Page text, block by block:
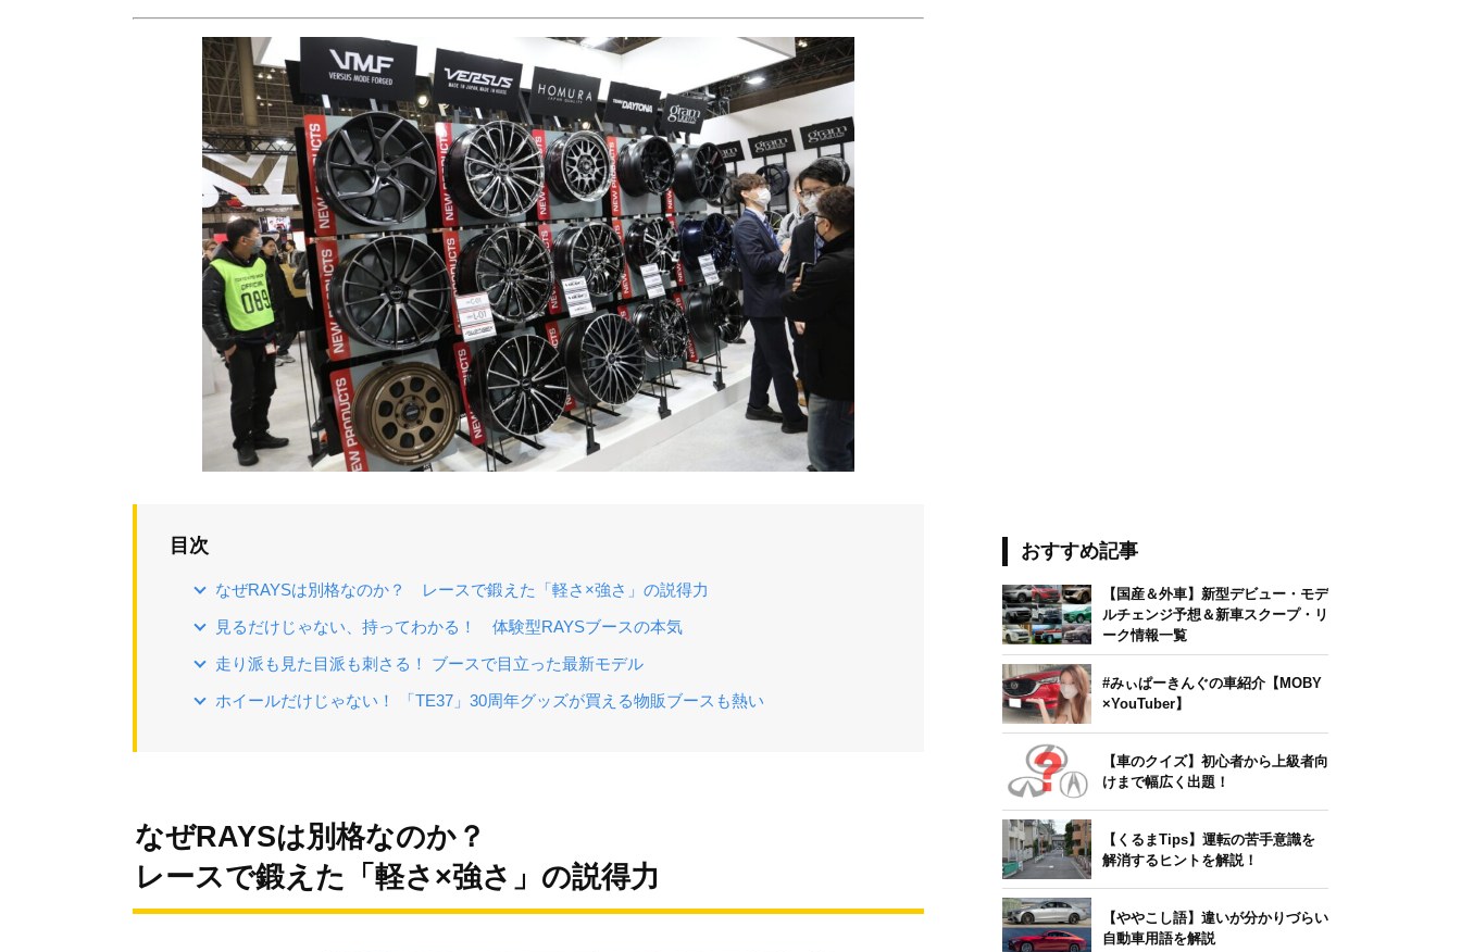
目次
なぜRAYSは別格なのか？ レースで鍛えた「軽さ×強さ」の説得力
見るだけじゃない、持ってわかる！ 体験型RAYSブースの本気
走り派も見た目派も刺さる！ ブースで目立った最新モデル
ホイールだけじゃない！ 「TE37」30周年グッズが買える物販ブースも熱い
なぜRAYSは別格なのか？
レースで鍛えた「軽さ×強さ」の説得力
おすすめ記事
【国産＆外車】新型デビュー・モデ
ルチェンジ予想＆新車スクープ・リ
ーク情報一覧
#みぃぱーきんぐの車紹介【MOBY
×YouTuber】
【車のクイズ】初心者から上級者向
けまで幅広く出題！
【くるまTips】運転の苦手意識を
解消するヒントを解説！
【ややこし語】違いが分かりづらい
自動車用語を解説